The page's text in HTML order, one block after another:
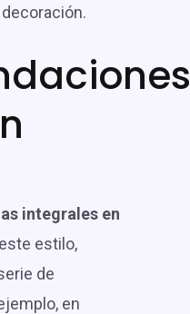
integrales en
estilo,
de
en